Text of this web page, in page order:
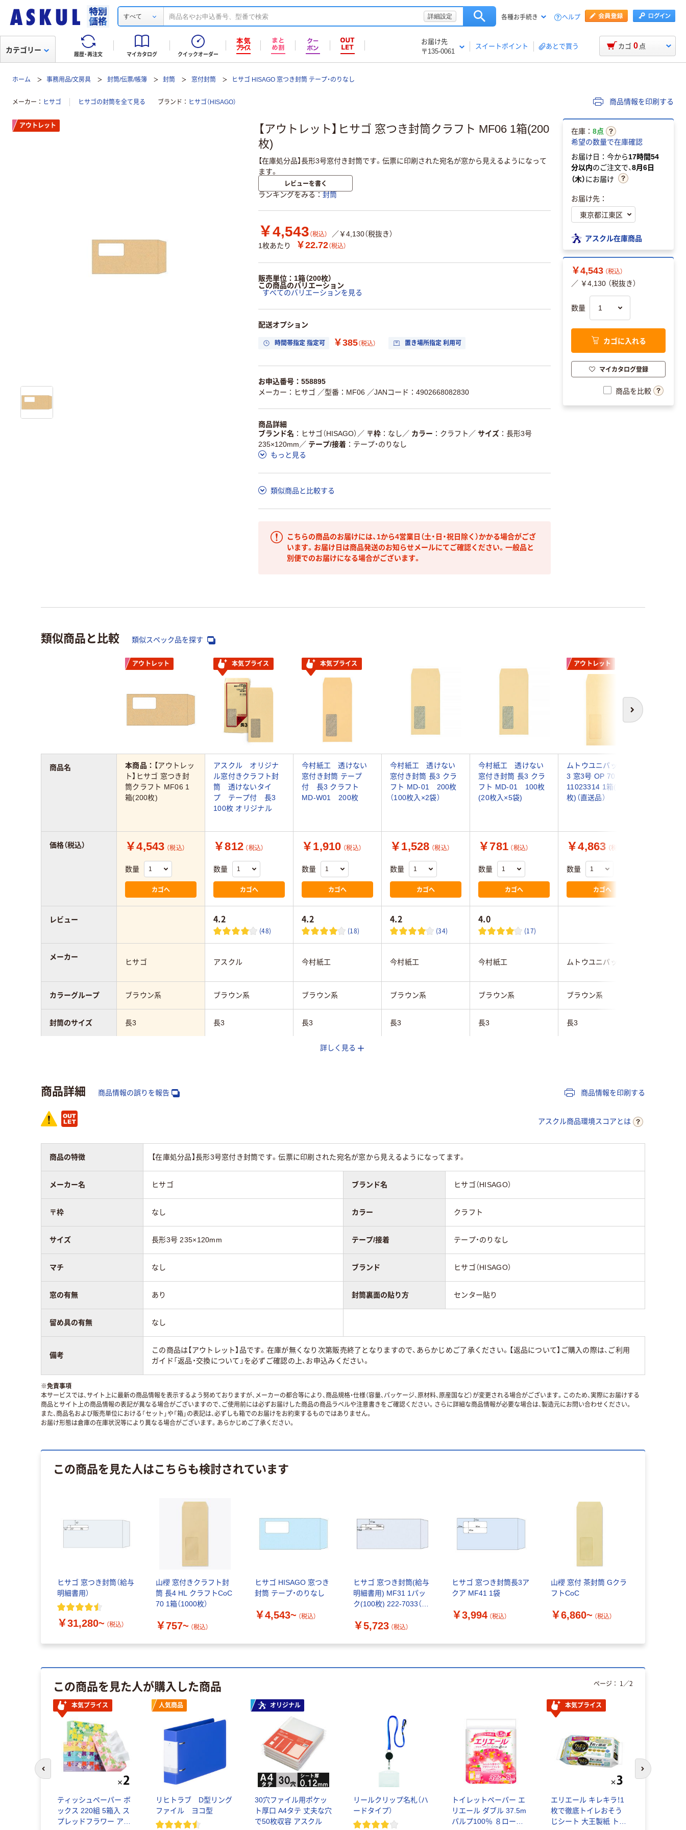
すべて 詳細設定 各種お手続き ヘルプ
履歴・再注文 マイカタログ クイックオーダー
お届け先
〒135-0061
スイートポイント あとで買う
カテゴリー カゴ 0 点
ホーム 事務用品/文房具 封筒/伝票/帳簿 封筒 窓付封筒 ヒサゴ HISAGO 窓つき封筒 テープ・のりなし
メーカー ヒサゴ ヒサゴの封筒を全て見る ブランド ヒサゴ（HISAGO） 商品情報を印刷する
【アウトレット】ヒサゴ 窓つき封筒クラフト MF06 1箱(200
枚)
【在庫処分品】長形3号窓付き封筒です。伝票に印刷された宛名が窓から見えるようになって
ます。
レビューを書く
ランキングをみる 封筒
￥4,543 （税込）
／￥4,130（税抜き）
1枚あたり
￥22.72（税込）
販売単位：1箱（200枚）
この商品のバリエーション
すべてのバリエーションを見る
配送オプション
時間帯指定 指定可 ￥385（税込） 置き場所指定 利用可
お申込番号：558895
メーカー：ヒサゴ ／型番：MF06 ／JANコード：4902668082830
商品詳細
ブランド名
ヒサゴ（HISAGO） ／ 〒枠 なし ／ カラー クラフト ／ サイズ
長形3号
235×120mm ／ テープ/接着
テープ・のりなし
もっと見る
類似商品と比較する
こちらの商品のお届けには、1から4営業日（土・日・祝日除く）かかる場合がござ
います。お届け日は商品発送のお知らせメールにてご確認ください。一般品と
別便でのお届けになる場合がございます。
アウトレット
在庫： 8点
希望の数量で在庫確認
お届け日：今から17時間54
分以内のご注文で、8月6日
（木）にお届け
お届け先：
アスクル在庫商品
￥4,543 （税込）
／ ￥4,130 （税抜き）
数量
カゴに入れる
マイカタログ登録
商品を比較
類似商品と比較 類似スペック品を探す
次へ
アウトレット 本気プライス 本気プライス アウトレット
本商品： 【アウトレッ
ト】ヒサゴ 窓つき封
筒クラフト MF06 1
箱(200枚)
アスクル オリジナ
ル窓付きクラフト封
筒 透けないタイ
プ テープ付 長3
100枚 オリジナル
今村紙工 透けない
窓付き封筒 テープ
付 長3 クラフト
MD-W01 200枚
今村紙工 透けない
窓付き封筒 長3 クラ
フト MD-01 200枚
（100枚入×2袋）
今村紙工 透けない
窓付き封筒 長3 クラ
フト MD-01 100枚
(20枚入×5袋)
ムトウユニパック 長
3 窓3号 OP 70
11023314 1箱(1000
枚)（直送品）
￥4,543 （税込）
数量
カゴへ
￥812 （税込）
数量
カゴへ
￥1,910 （税込）
数量
カゴへ
￥1,528 （税込）
数量
カゴへ
￥781 （税込）
数量
カゴへ
￥4,863 （税込）
数量
カゴへ
4.2
(48)
4.2
(18)
4.2
(34)
4.0
(17)
ヒサゴ アスクル 今村紙工 今村紙工 今村紙工 ムトウユニパック
ブラウン系 ブラウン系 ブラウン系 ブラウン系 ブラウン系 ブラウン系
長3 長3 長3 長3 長3 長3
テープ付
なし なし なし
なし
センター貼り センター貼り
商品名
価格（税込）
レビュー
メーカー
カラーグループ
封筒のサイズ
マチの有無
留め具の有無
封筒裏面の貼り方
アスクル商品環境
スコア
詳しく見る
商品詳細 商品情報の誤りを報告 商品情報を印刷する
アスクル商品環境スコアとは
商品の特徴 【在庫処分品】長形3号窓付き封筒です。伝票に印刷された宛名が窓から見えるようになってます。
メーカー名 ヒサゴ ブランド名 ヒサゴ（HISAGO）
〒枠 なし カラー クラフト
サイズ 長形3号 235×120mm テープ/接着 テープ・のりなし
マチ なし ブランド ヒサゴ（HISAGO）
窓の有無 あり 封筒裏面の貼り方 センター貼り
留め具の有無 なし
備考
この商品は【アウトレット】品です。在庫が無くなり次第販売終了となりますので、あらかじめご了承ください。【返品について】ご購入の際は、ご利用
ガイド「返品・交換について」を必ずご確認の上、お申込みください。
※免責事項
本サービスでは、サイト上に最新の商品情報を表示するよう努めておりますが、メーカーの都合等により、商品規格・仕様（容量、パッケージ、原材料、原産国など）が変更される場合がございます。このため、実際にお届けする
商品とサイト上の商品情報の表記が異なる場合がございますので、ご使用前には必ずお届けした商品の商品ラベルや注意書きをご確認ください。さらに詳細な商品情報が必要な場合は、製造元にお問い合わせください。
また、商品名および販売単位における「セット」や「箱」の表記は、必ずしも箱でのお届けをお約束するものではありません。
お届け形態は倉庫の在庫状況等により異なる場合がございます。あらかじめご了承ください。
この商品を見た人はこちらも検討されています
ヒサゴ 窓つき封筒（給与
明細書用）
￥31,280~ （税込）
山櫻 窓付きクラフト封
筒 長4 HL クラフトCoC
70 1箱（1000枚）
￥757~ （税込）
ヒサゴ HISAGO 窓つき
封筒 テープ・のりなし
￥4,543~ （税込）
ヒサゴ 窓つき封筒(給与
明細書用) MF31 1パッ
ク(100枚) 222-7033（直
￥5,723 （税込）
ヒサゴ 窓つき封筒長3ア
クア MF41 1袋
￥3,994 （税込）
山櫻 窓付 茶封筒 Gクラ
フトCoC
￥6,860~ （税込）
この商品を見た人が購入した商品
本気プライス
ティッシュペーパー ボ
ックス 220組 5箱入 ス
プレッドフラワー アス
人気商品
リヒトラブ D型リング
ファイル ヨコ型
オリジナル
30穴ファイル用ポケッ
ト厚口 A4タテ 丈夫な穴
で50枚収容 アスクル
リールクリップ名札（ハ
ードタイプ）
トイレットペーパー エ
リエール ダブル 37.5m
パルプ100％ ８ロー
本気プライス
エリエール キレキラ！1
枚で徹底トイレおそう
じシート 大王製紙 トイ
ページ： 1 ／2
前のスライドへ 次のスライド